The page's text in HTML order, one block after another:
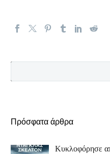
Πρόσφατα άρθρα
Κυκλοφόρησε